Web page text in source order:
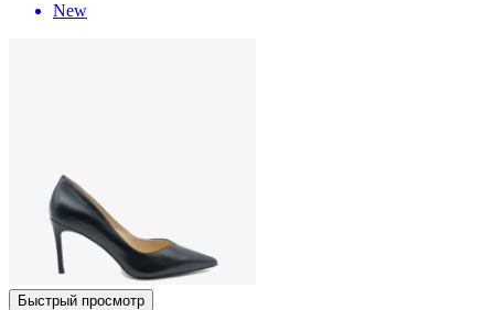
New
Быстрый просмотр